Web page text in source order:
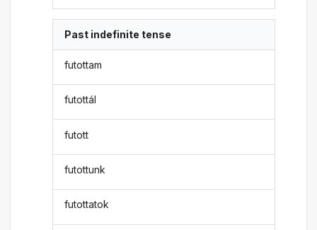
Past indefinite tense
futottam
futottál
futott
futottunk
futottatok